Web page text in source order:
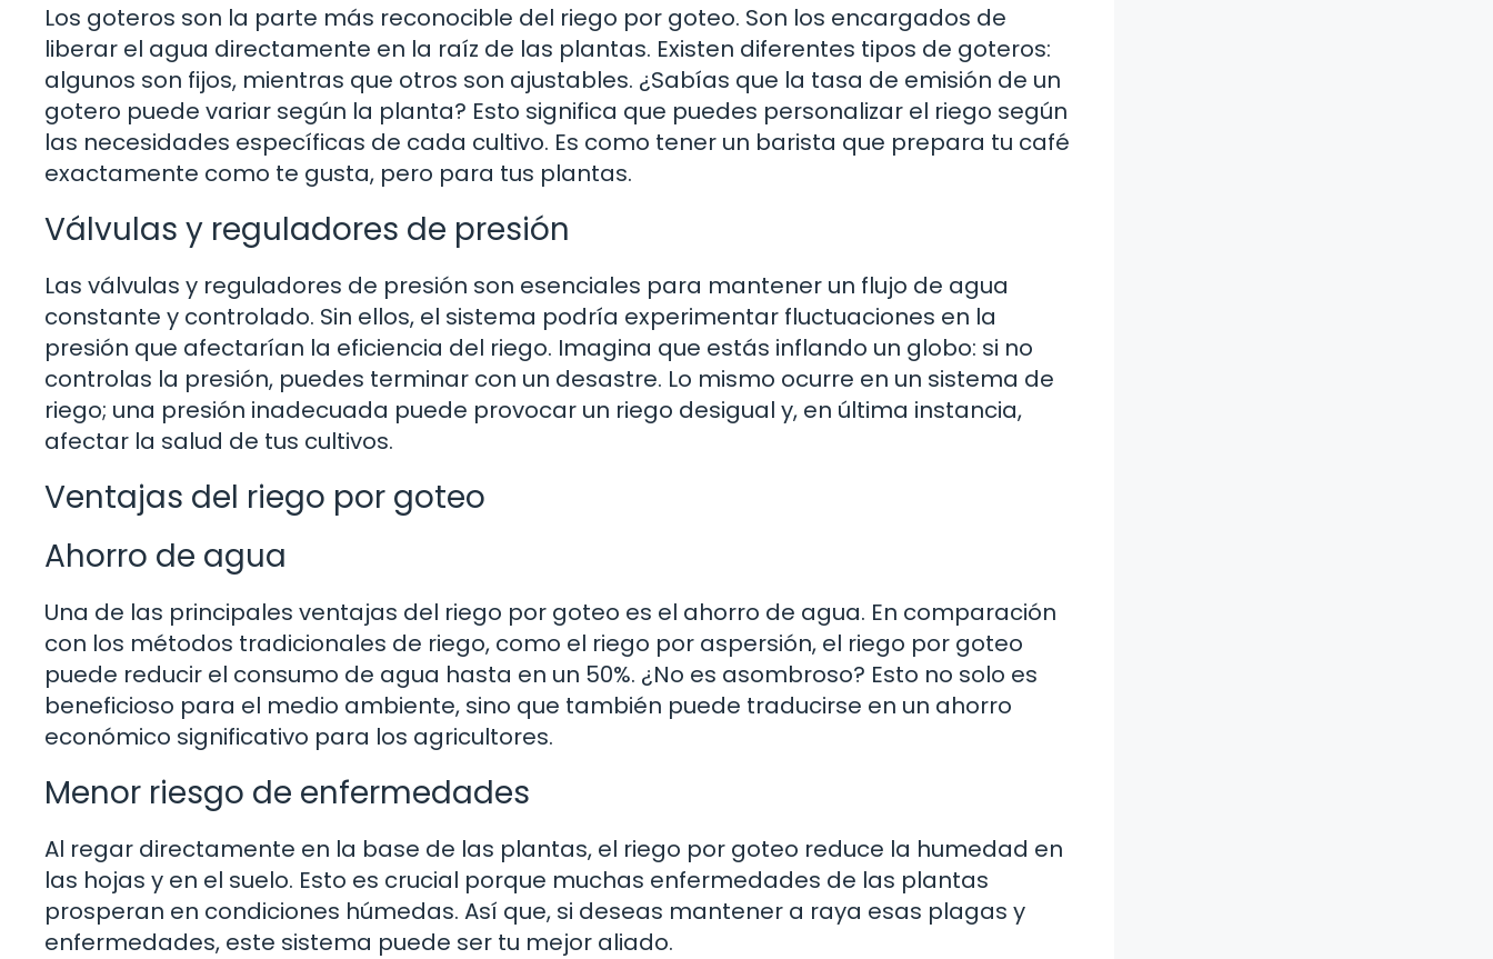
Los goteros son la parte más reconocible del riego por goteo. Son los encargados de
liberar el agua directamente en la raíz de las plantas. Existen diferentes tipos de goteros:
algunos son fijos, mientras que otros son ajustables. ¿Sabías que la tasa de emisión de un
gotero puede variar según la planta? Esto significa que puedes personalizar el riego según
las necesidades específicas de cada cultivo. Es como tener un barista que prepara tu café
exactamente como te gusta, pero para tus plantas.
Válvulas y reguladores de presión
Las válvulas y reguladores de presión son esenciales para mantener un flujo de agua
constante y controlado. Sin ellos, el sistema podría experimentar fluctuaciones en la
presión que afectarían la eficiencia del riego. Imagina que estás inflando un globo: si no
controlas la presión, puedes terminar con un desastre. Lo mismo ocurre en un sistema de
riego; una presión inadecuada puede provocar un riego desigual y, en última instancia,
afectar la salud de tus cultivos.
Ventajas del riego por goteo
Ahorro de agua
Una de las principales ventajas del riego por goteo es el ahorro de agua. En comparación
con los métodos tradicionales de riego, como el riego por aspersión, el riego por goteo
puede reducir el consumo de agua hasta en un 50%. ¿No es asombroso? Esto no solo es
beneficioso para el medio ambiente, sino que también puede traducirse en un ahorro
económico significativo para los agricultores.
Menor riesgo de enfermedades
Al regar directamente en la base de las plantas, el riego por goteo reduce la humedad en
las hojas y en el suelo. Esto es crucial porque muchas enfermedades de las plantas
prosperan en condiciones húmedas. Así que, si deseas mantener a raya esas plagas y
enfermedades, este sistema puede ser tu mejor aliado.